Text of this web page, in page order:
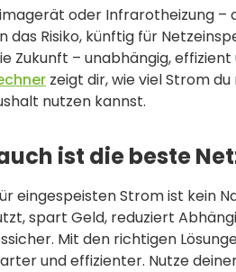
oder Infrarotheizung –
das Risiko, künftig für
Zukunft – unabhängig, effizient
zeigt dir, wie viel Strom
nutzen kannst.
ist die beste
eingespeisten Strom ist kein
spart Geld, reduziert
Mit den richtigen
und effizienter. Nutze